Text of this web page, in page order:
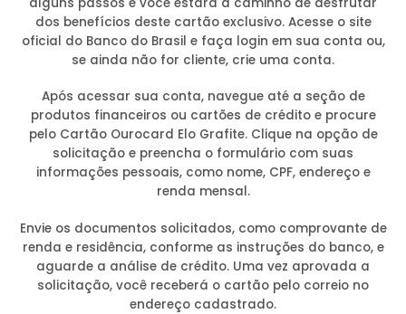
dos benefícios deste cartão exclusivo. Acesse o site
oficial do Banco do Brasil e faça login em sua conta ou,
se ainda não for cliente, crie uma conta.
Após acessar sua conta, navegue até a seção de
produtos financeiros ou cartões de crédito e procure
pelo Cartão Ourocard Elo Grafite. Clique na opção de
solicitação e preencha o formulário com suas
informações pessoais, como nome, CPF, endereço e
renda mensal.
Envie os documentos solicitados, como comprovante de
renda e residência, conforme as instruções do banco, e
aguarde a análise de crédito. Uma vez aprovada a
solicitação, você receberá o cartão pelo correio no
endereço cadastrado.